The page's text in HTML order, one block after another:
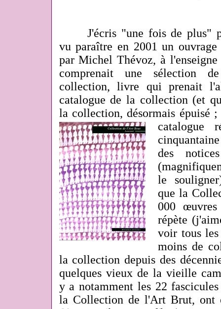
J'écris "une fois de plus"
vu paraître en 2001un
par Michel Thévoz, à l'enseigne
comprenait une sélection
collection, livre qui prenait
catalogue de la collection (et
la collection, désormais épuisé
catalogue
des
le
que la
000
répète
voir tous
moins de
la collection depuis des
quelques vieux de la vieille
y a notamment les 22
la Collection de l'Art Brut, ont